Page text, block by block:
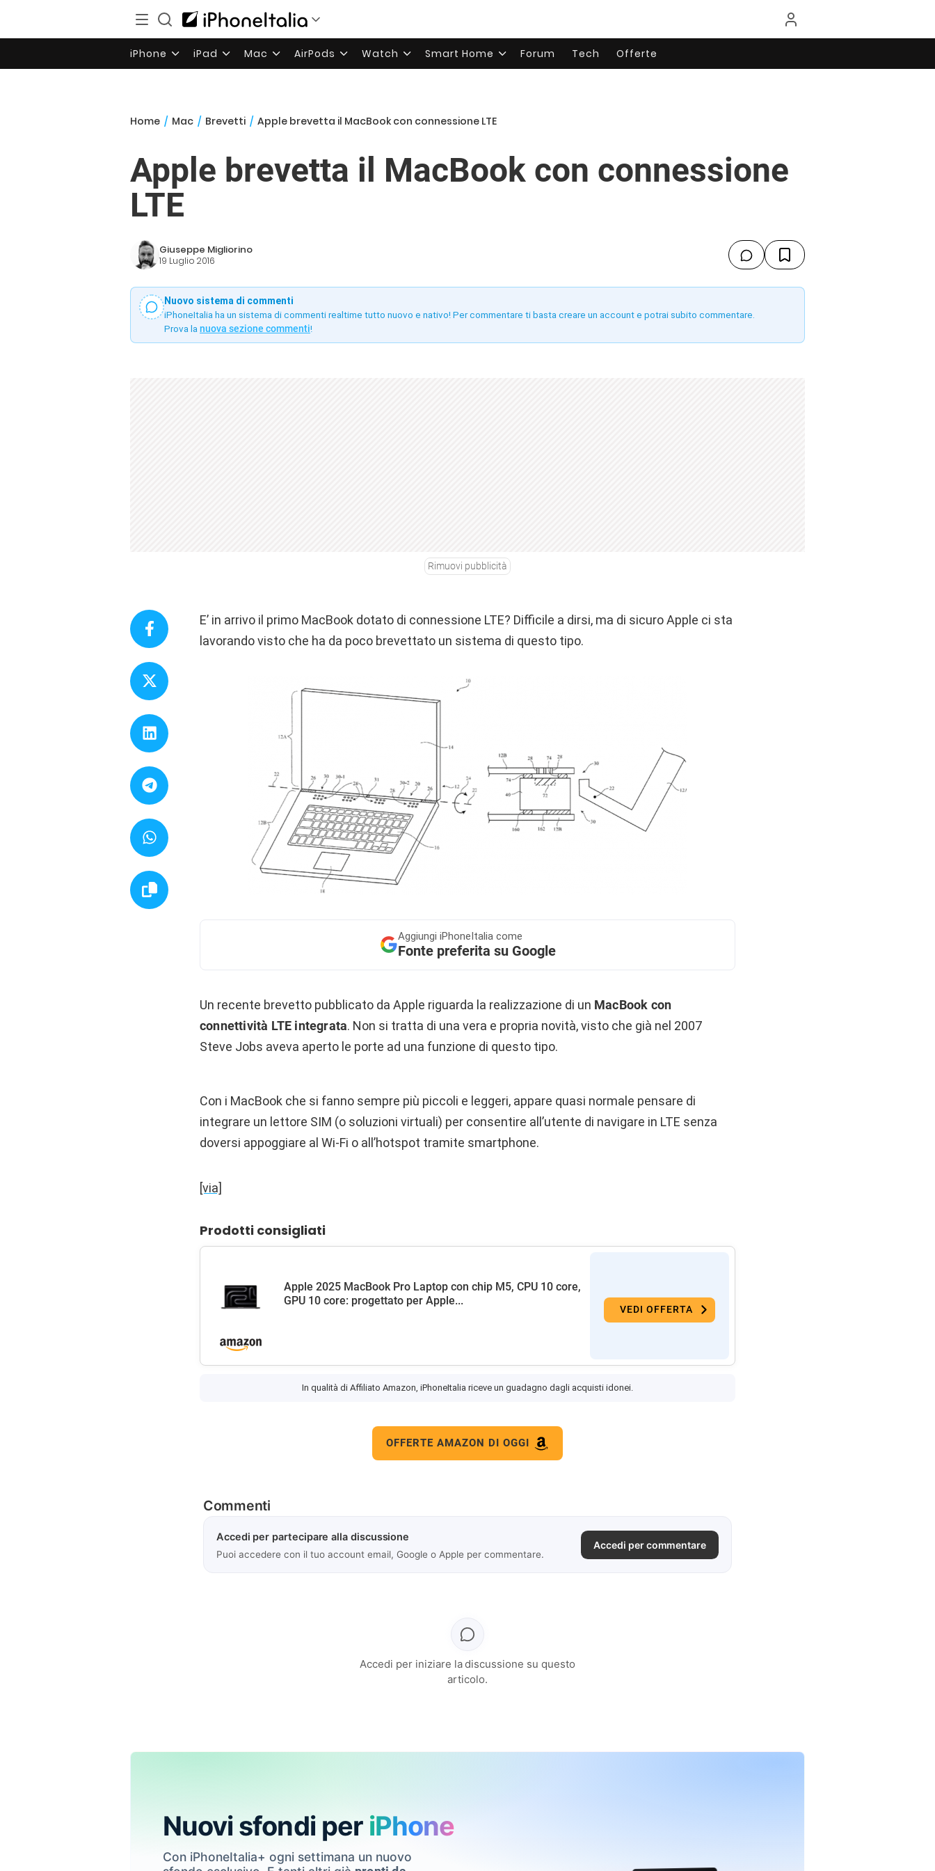
iPhone iPad Mac AirPods Watch Smart Home Forum Tech Offerte
Home / Mac / Brevetti / Apple brevetta il MacBook con connessione LTE
Apple brevetta il MacBook con connessione
LTE
Giuseppe Migliorino
19 Luglio 2016
Nuovo sistema di commenti
iPhoneItalia ha un sistema di commenti realtime tutto nuovo e nativo! Per commentare ti basta creare un account e potrai subito commentare.
Prova la nuova sezione commenti!
Rimuovi pubblicità
E’ in arrivo il primo MacBook dotato di connessione LTE? Difficile a dirsi, ma di sicuro Apple ci sta
lavorando visto che ha da poco brevettato un sistema di questo tipo.
Aggiungi iPhoneItalia come
Fonte preferita su Google
Un recente brevetto pubblicato da Apple riguarda la realizzazione di un MacBook con
connettività LTE integrata. Non si tratta di una vera e propria novità, visto che già nel 2007
Steve Jobs aveva aperto le porte ad una funzione di questo tipo.
Con i MacBook che si fanno sempre più piccoli e leggeri, appare quasi normale pensare di
integrare un lettore SIM (o soluzioni virtuali) per consentire all’utente di navigare in LTE senza
doversi appoggiare al Wi-Fi o all’hotspot tramite smartphone.
[via]
Prodotti consigliati
Apple 2025 MacBook Pro Laptop con chip M5, CPU 10 core,
GPU 10 core: progettato per Apple...
VEDI OFFERTA
In qualità di Affiliato Amazon, iPhoneItalia riceve un guadagno dagli acquisti idonei.
OFFERTE AMAZON DI OGGI
Commenti
Accedi per partecipare alla discussione
Puoi accedere con il tuo account email, Google o Apple per commentare.
Accedi per commentare
Accedi per iniziare la discussione su questo
articolo.
Nuovi sfondi per iPhone
Con iPhoneItalia+ ogni settimana un nuovo